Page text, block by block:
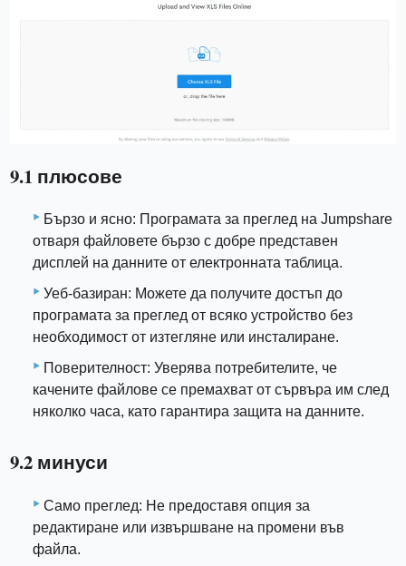
9.1 плюсове
Бързо и ясно: Програмата за преглед на Jumpshare
отваря файловете бързо с добре представен
дисплей на данните от електронната таблица.
Уеб-базиран: Можете да получите достъп до
програмата за преглед от всяко устройство без
необходимост от изтегляне или инсталиране.
Поверителност: Уверява потребителите, че
качените файлове се премахват от сървъра им след
няколко часа, като гарантира защита на данните.
9.2 минуси
Само преглед: Не предоставя опция за
редактиране или извършване на промени във
файла.